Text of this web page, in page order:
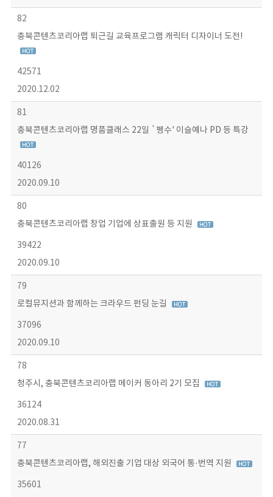
82
충북콘텐츠코리아랩 퇴근길 교육프로그램 캐릭터 디자이너 도전!
42571
2020.12.02
81
충북콘텐츠코리아랩 명품클래스 22일 `펭수' 이슬예나 PD 등 특강
40126
2020.09.10
80
충북콘텐츠코리아랩 창업 기업에 상표출원 등 지원
39422
2020.09.10
79
로컬뮤지션과 함께하는 크라우드 펀딩 눈길
37096
2020.09.10
78
청주시, 충북콘텐츠코리아랩 메이커 동아리 2기 모집
36124
2020.08.31
77
충북콘텐츠코리아랩, 해외진출 기업 대상 외국어 통·번역 지원
35601